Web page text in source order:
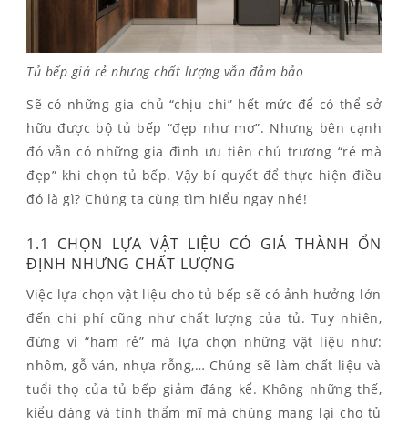
Tủ bếp giá rẻ nhưng chất lượng vẫn đảm bảo
Sẽ có những gia chủ “chịu chi” hết mức để có thể sở
hữu được bộ tủ bếp “đẹp như mơ”. Nhưng bên cạnh
đó vẫn có những gia đình ưu tiên chủ trương “rẻ mà
đẹp” khi chọn tủ bếp. Vậy bí quyết để thực hiện điều
đó là gì? Chúng ta cùng tìm hiểu ngay nhé!
1.1 CHỌN LỰA VẬT LIỆU CÓ GIÁ THÀNH ỔN
ĐỊNH NHƯNG CHẤT LƯỢNG
Việc lựa chọn vật liệu cho tủ bếp sẽ có ảnh hưởng lớn
đến chi phí cũng như chất lượng của tủ. Tuy nhiên,
đừng vì “ham rẻ” mà lựa chọn những vật liệu như:
nhôm, gỗ ván, nhựa rỗng,… Chúng sẽ làm chất liệu và
tuổi thọ của tủ bếp giảm đáng kể. Không những thế,
kiểu dáng và tính thẩm mĩ mà chúng mang lại cho tủ